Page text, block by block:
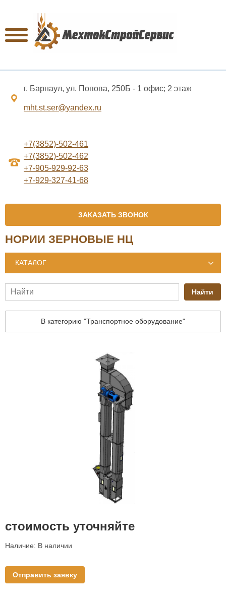
г. Барнаул, ул. Попова, 250Б - 1 офис; 2 этаж
mht.st.ser@yandex.ru
+7(3852)-502-461
+7(3852)-502-462
+7-905-929-92-63
+7-929-327-41-68
ЗАКАЗАТЬ ЗВОНОК
НОРИИ ЗЕРНОВЫЕ НЦ
КАТАЛОГ
Найти
В категорию "Транспортное оборудование"
стоимость уточняйте
Наличие: В наличии
Отправить заявку